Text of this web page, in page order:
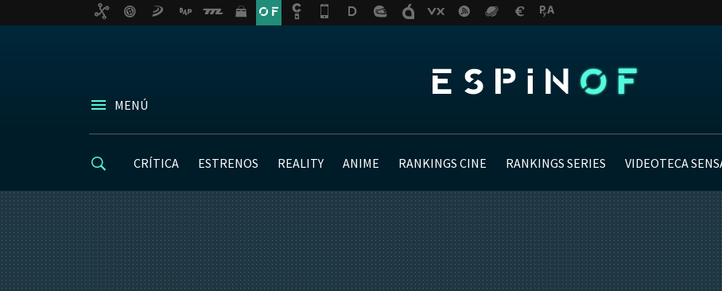
MENÚ
CRÍTICA ESTRENOS REALITY ANIME RANKINGS CINE RANKINGS SERIES VIDEOTECA